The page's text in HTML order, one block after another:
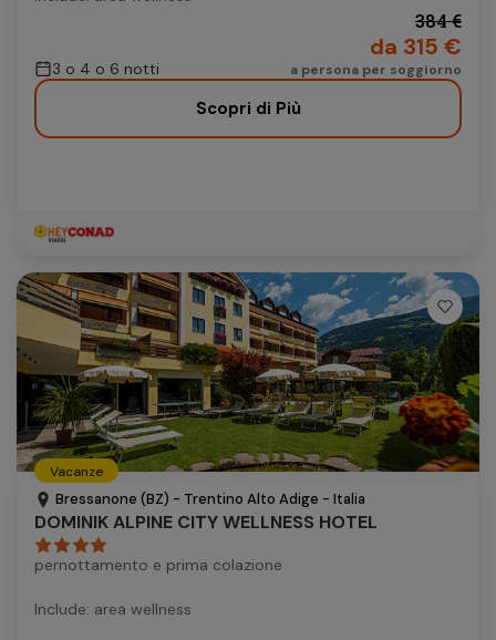
3 o 4 o 6 notti
384 €
da 315 €
a persona per soggiorno
Scopri di Più
Vacanze
Bressanone (BZ) - Trentino Alto Adige - Italia
DOMINIK ALPINE CITY WELLNESS HOTEL
pernottamento e prima colazione
Include: area wellness